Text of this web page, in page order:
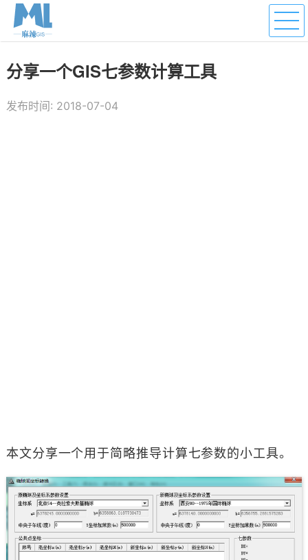
分享一个GIS七参数计算工具
发布时间: 2018-07-04
本文分享一个用于简略推导计算七参数的小工具。